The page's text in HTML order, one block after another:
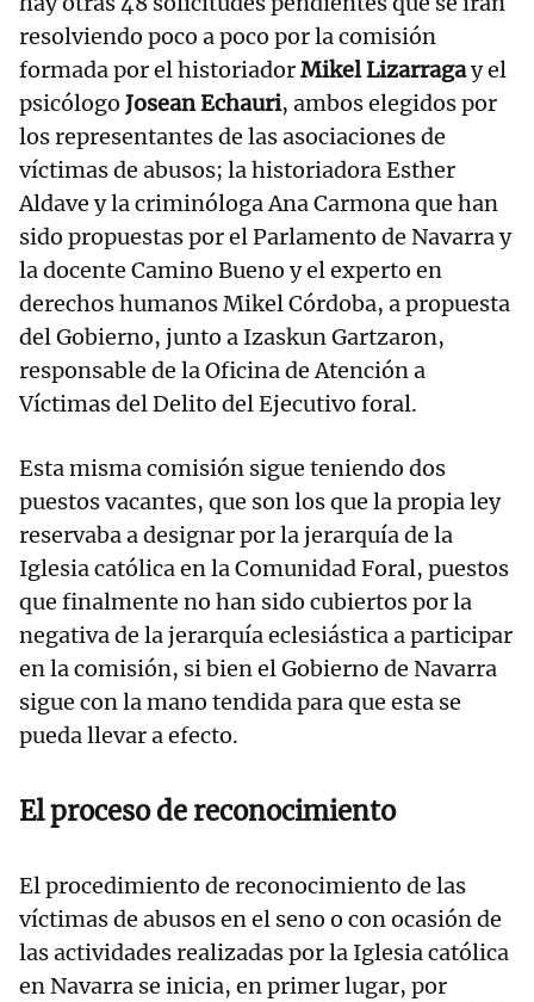
resolviendo poco a poco por la comisión
formada por el historiadorMikel Lizarragay el
psicólogo Josean Echauri, ambos elegidos por
los representantes de las asociaciones de
víctimas de abusos; la historiadora Esther
Aldave y la criminóloga Ana Carmona que han
sido propuestas por el Parlamento de Navarra y
la docente Camino Bueno y el experto en
derechos humanos Mikel Córdoba, a propuesta
del Gobierno, junto a Izaskun Gartzaron,
responsable de la Oficina de Atención a
Víctimas del Delito del Ejecutivo foral.
Esta misma comisión sigue teniendo dos
puestos vacantes, que son los que la propia ley
reservaba a designar por la jerarquía de la
Iglesia católica en la Comunidad Foral, puestos
que finalmente no han sido cubiertos por la
negativa de la jerarquía eclesiástica a participar
en la comisión, si bien el Gobierno de Navarra
sigue con la mano tendida para que esta se
pueda llevar a efecto.
El proceso de reconocimiento
El procedimiento de reconocimiento de las
víctimas de abusos en el seno o con ocasión de
las actividades realizadas por la Iglesia católica
en Navarra se inicia, en primer lugar, por